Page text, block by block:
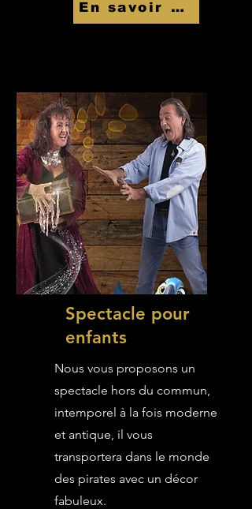
En savoir Plus
Spectacle pour
enfants
Nous vous proposons un
spectacle hors du commun,
intemporel à la fois moderne
et antique, il vous
transportera dans le monde
des pirates avec un décor
fabuleux.